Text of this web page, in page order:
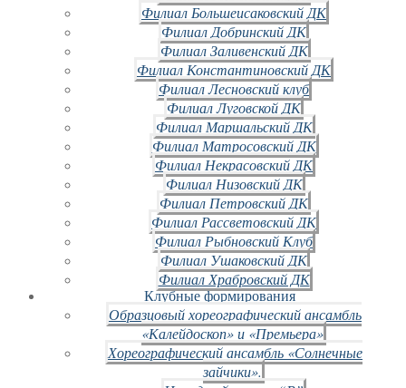
Филиал Большеисаковский ДК
Филиал Добринский ДК
Филиал Заливенский ДК
Филиал Константиновский ДК
Филиал Лесновский клуб
Филиал Луговской ДК
Филиал Маршальский ДК
Филиал Матросовский ДК
Филиал Некрасовский ДК
Филиал Низовский ДК
Филиал Петровский ДК
Филиал Рассветовский ДК
Филиал Рыбновский Клуб
Филиал Ушаковский ДК
Филиал Храбровский ДК
Клубные формирования
Образцовый хореографический ансамбль
«Калейдоскоп» и «Премьера»
Хореографический ансамбль «Солнечные
зайчики».